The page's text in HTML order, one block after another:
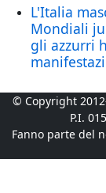
L'Italia
Mondiali
gli azzurri
© Copyright
P.I.
Fanno parte del